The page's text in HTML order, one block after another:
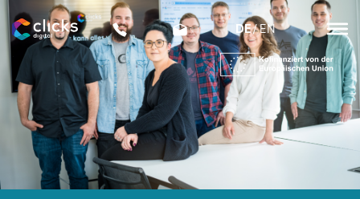
clicks
digital
DE EN